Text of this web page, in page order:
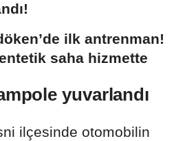
ilk antrenman!
saha hizmette
yuvarlandı
ilçesinde otomobilin